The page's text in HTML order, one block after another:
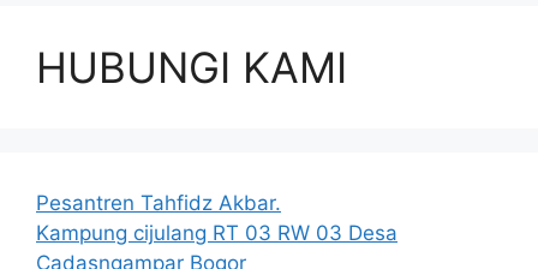
HUBUNGI KAMI
Pesantren Tahfidz Akbar.
Kampung cijulang RT 03 RW 03 Desa
Cadasngampar Bogor